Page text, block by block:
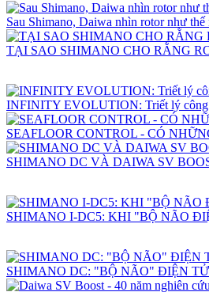
Sau Shimano, Daiwa nhìn rotor như
TẠI SAO SHIMANO CHO RẰNG
INFINITY EVOLUTION: Triết lý công
SEAFLOOR CONTROL - CÓ
SHIMANO DC VÀ DAIWA SV
SHIMANO I-DC5: KHI "BỘ NÃO
SHIMANO DC: "BỘ NÃO" ĐIỆN